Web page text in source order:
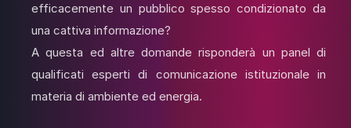
efficacemente un pubblico spesso condizionato da
una cattiva informazione?
A questa ed altre domande risponderà un panel di
qualificati esperti di comunicazione istituzionale in
materia di ambiente ed energia.